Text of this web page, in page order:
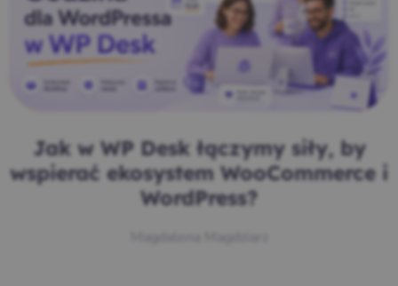
Jak w WP Desk łączymy siły, by
wspierać ekosystem WooCommerce i
WordPress?